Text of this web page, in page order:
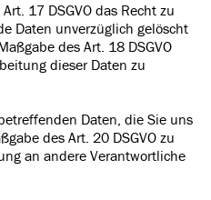
17 DSGVO das Recht zu
Daten unverzüglich gelöscht
des Art. 18 DSGVO
dieser Daten zu
Daten, die Sie uns
des Art. 20 DSGVO zu
an andere Verantwortliche